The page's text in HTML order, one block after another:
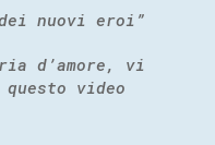
nuovi eroi”
d’amore, vi
video